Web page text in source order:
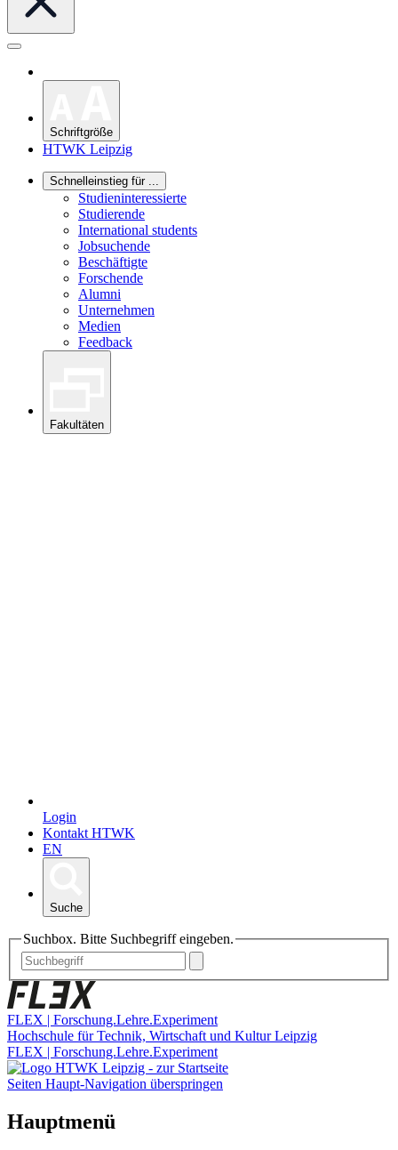
Schriftgröße
HTWK Leipzig
Schnelleinstieg für ...
Studieninteressierte
Studierende
International students
Jobsuchende
Beschäftigte
Forschende
Alumni
Unternehmen
Medien
Feedback
Fakultäten
Login
Kontakt HTWK
EN
Suche
Suchbox. Bitte Suchbegriff eingeben.
FLEX | Forschung.Lehre.Experiment
Hochschule für Technik, Wirtschaft und Kultur Leipzig
FLEX | Forschung.Lehre.Experiment
Seiten Haupt-Navigation überspringen
Hauptmenü